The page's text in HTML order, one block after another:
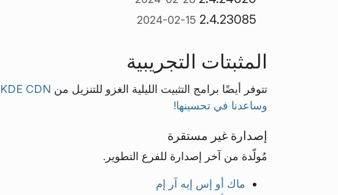
2.4.23085
2024-02-15
المثبتات التجريبية
تتوفر أيضًا برامج التثبيت الليلية الغزو للتنزيل من KDE CDN
وساعدنا في تحسينها!
إصدارة غير مستقرة
مُولّدة من آخر إصدارة للفرع التطوير.
ماك أو إس إيه آر إم